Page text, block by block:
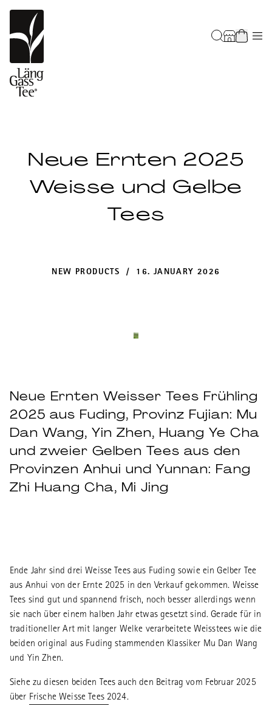
Neue Ernten 2025
Weisse und Gelbe
Tees
NEW PRODUCTS / 16. JANUARY 2026
Neue Ernten Weisser Tees Frühling
2025 aus Fuding, Provinz Fujian: Mu
Dan Wang, Yin Zhen, Huang Ye Cha
und zweier Gelben Tees aus den
Provinzen Anhui und Yunnan: Fang
Zhi Huang Cha, Mi Jing
Ende Jahr sind drei Weisse Tees aus Fuding sowie ein Gelber Tee
aus Anhui von der Ernte 2025 in den Verkauf gekommen. Weisse
Tees sind gut und spannend frisch, noch besser allerdings wenn
sie nach über einem halben Jahr etwas gesetzt sind. Gerade für in
traditioneller Art mit langer Welke verarbeitete Weisstees wie die
beiden original aus Fuding stammenden Klassiker Mu Dan Wang
und Yin Zhen.
Siehe zu diesen beiden Tees auch den Beitrag vom Februar 2025
über Frische Weisse Tees 2024.